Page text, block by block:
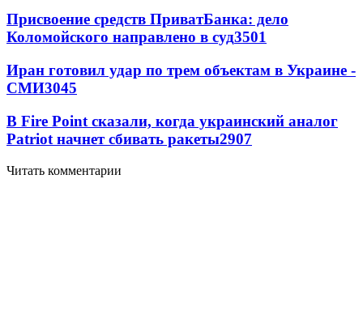
Присвоение средств ПриватБанка: дело
Коломойского направлено в суд3501
Иран готовил удар по трем объектам в Украине -
СМИ3045
В Fire Point сказали, когда украинский аналог
Patriot начнет сбивать ракеты2907
Читать комментарии